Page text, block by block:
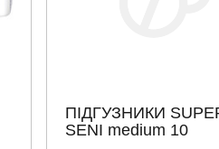
ПІДГУЗНИКИ
SENI medium 10